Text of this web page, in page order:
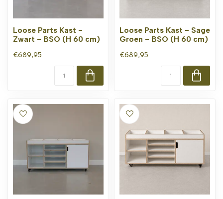
Loose Parts Kast -
Zwart - BSO (H 60 cm)
€689,95
Loose Parts Kast - Sage
Groen - BSO (H 60 cm)
€689,95